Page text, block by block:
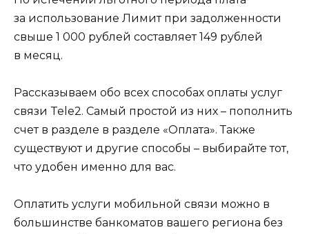
за использование Лимит при задолженности
свыше 1 000 рублей составляет 149 рублей
в месяц.
Рассказываем обо всех способах оплаты услуг
связи Tele2. Самый простой из них – пополнить
счет в разделе в разделе «Оплата». Также
существуют и другие способы – выбирайте тот,
что удобен именно для вас.
Оплатить услуги мобильной связи можно в
большинстве банкоматов вашего региона без